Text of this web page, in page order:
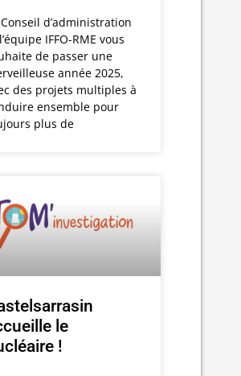
d’administration
IFFO-RME vous
de passer une
année 2025,
des projets multiples à
ensemble pour
plus de
le
!